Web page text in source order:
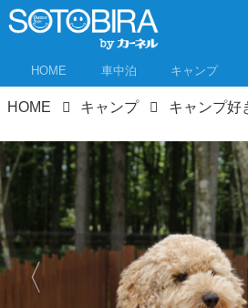
HOME 車中泊 キャンプ
HOME キャンプ